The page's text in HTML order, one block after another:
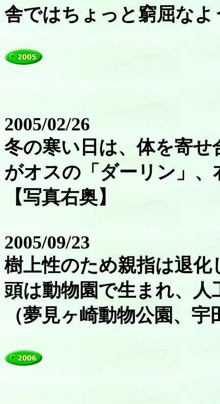
舎ではちょっと窮屈な
2005/02/26
冬の寒い日は、体を寄
がオスの「ダーリン」
【写真右奥】
2005/09/23
樹上性のため親指は退
頭は動物園で生まれ、
（夢見ヶ崎動物公園、宇